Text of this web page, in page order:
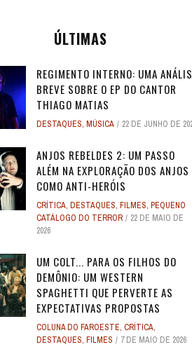
SUPERMAN
17 DE JULHO DE 2025
ANJOS REBELDES: UM EXPERIMENTO
SINGULAR DO CINEMA DE HORROR
DOS ANOS 1990, ...
28 DE ABRIL DE 2026 3
ANJOS REBELDES: UM EXPERIMENTO
SINGULAR DO CINEMA DE HORROR
DOS ANOS 1990, ...
28 DE ABRIL DE 2026 3
VERÃO PASSADO: UMA SÉRIE JUVENIL
...
4 DE JULHO DE 2025 32
MENINO LOBO
31 DE AGOSTO DE 2016
ÚLTIMAS
REGIMENTO INTERNO: UMA
BREVE SOBRE O EP DO CANTOR
THIAGO MATIAS
DESTAQUES, MÚSICA 22 DE JUNHO DE
ANJOS REBELDES 2: UM PASSO
ALÉM NA EXPLORAÇÃO DOS ANJOS
COMO ANTI-HERÓIS
CRÍTICA, DESTAQUES, FILMES, PEQUENO
CATÁLOGO DO TERROR
22 DE MAIO DE
2026
UM COLT... PARA OS FILHOS DO
DEMÔNIO: UM WESTERN
SPAGHETTI QUE PERVERTE AS
EXPECTATIVAS PROPOSTAS
COLUNA DO FAROESTE, CRÍTICA,
DESTAQUES, FILMES 7 DE MAIO DE 2026